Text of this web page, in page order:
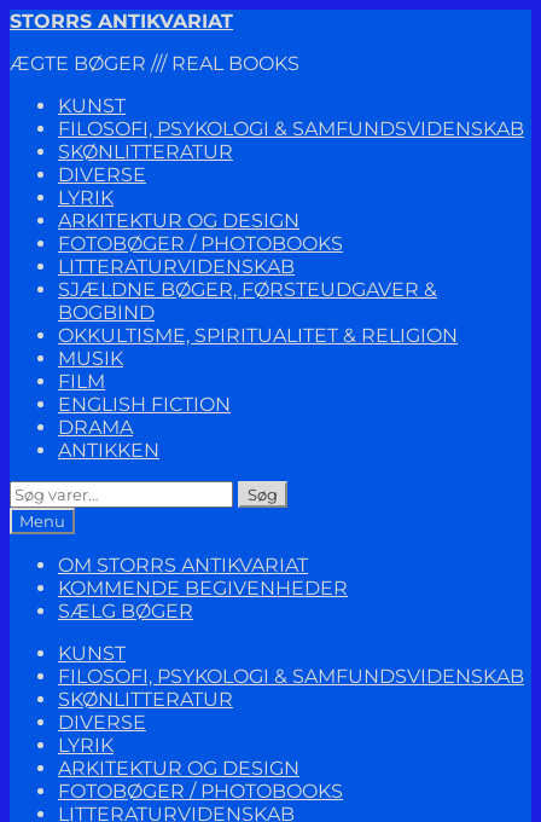
Spring
navigation
Spring
indhold
STORRS ANTIKVARIAT
ÆGTE BØGER /// REAL BOOKS
KUNST
FILOSOFI, PSYKOLOGI & SAMFUNDSVIDENSKAB
SKØNLITTERATUR
DIVERSE
LYRIK
ARKITEKTUR OG DESIGN
FOTOBØGER / PHOTOBOOKS
LITTERATURVIDENSKAB
SJÆLDNE BØGER, FØRSTEUDGAVER &
BOGBIND
OKKULTISME, SPIRITUALITET & RELIGION
MUSIK
FILM
ENGLISH FICTION
DRAMA
ANTIKKEN
Søg
efter:
Søg
Menu
OM STORRS ANTIKVARIAT
KOMMENDE BEGIVENHEDER
SÆLG BØGER
KUNST
FILOSOFI, PSYKOLOGI & SAMFUNDSVIDENSKAB
SKØNLITTERATUR
DIVERSE
LYRIK
ARKITEKTUR OG DESIGN
FOTOBØGER / PHOTOBOOKS
LITTERATURVIDENSKAB